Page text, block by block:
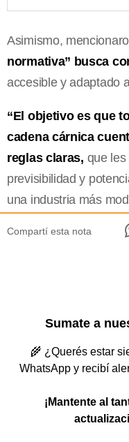
Asimismo,
normativa” busca
accesible y adaptado
“El objetivo es que
cadena cárnica
reglas claras, que les
previsibilidad y
una industria más
Compartí esta nota
Sumate a
🌾 ¿Querés estar
WhatsApp y recibí
¡Mantente al